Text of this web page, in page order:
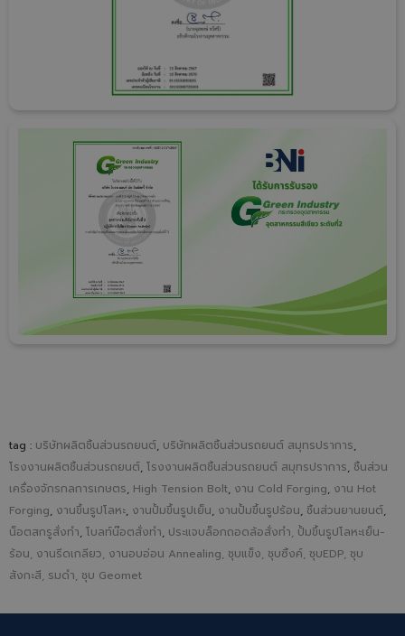
tag : บริษัทผลิตชิ้นส่วนรถยนต์, บริษัทผลิตชิ้นส่วนรถยนต์ สมุทรปราการ,
โรงงานผลิตชิ้นส่วนรถยนต์, โรงงานผลิตชิ้นส่วนรถยนต์ สมุทรปราการ, ชิ้นส่วน
เครื่องจักรกลการเกษตร, High Tension Bolt, งาน Cold Forging, งาน Hot
Forging, งานขึ้นรูปโลหะ, งานปั้มขึ้นรูปเย็น, งานปั้มขึ้นรูปร้อน, ชิ้นส่วนยานยนต์,
น็อตสกรูสั่งทำ, โบลท์น๊อตสั่งทำ, ประแจบล็อกถอดล้อสั่งทำ, ปั้มขึ้นรูปโลหะเย็น-
ร้อน, งานรีดเกลียว, งานอบอ่อน Annealing, ชุบแข็ง, ชุบซิ้งค์, ชุบEDP, ชุบ
สังกะสี, รมดำ, ชุบ Geomet